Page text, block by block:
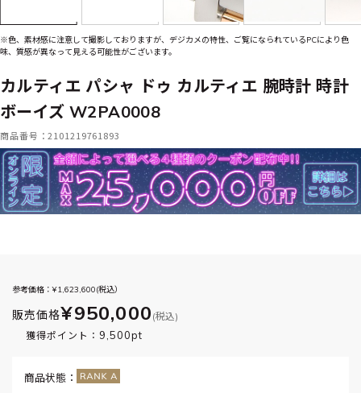
※色、素材感に注意して撮影しておりますが、デジカメの特性、ご覧になられているPCにより色
味、質感が異なって見える可能性がございます。
カルティエ パシャ ドゥ カルティエ 腕時計 時計
ボーイズ W2PA0008
商品番号：2101219761893
参考価格：¥1,623,600(税込）
販売価格¥950,000 (税込)
獲得ポイント： 9,500pt
商品状態：